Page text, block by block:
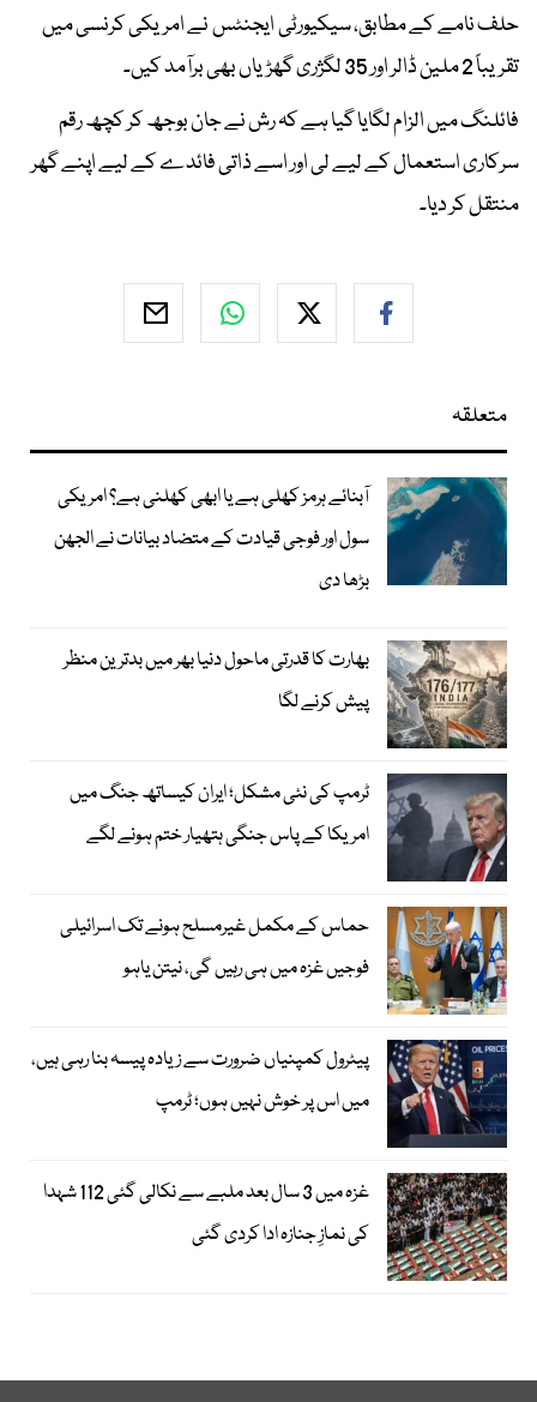
حلف نامے کے مطابق، سیکیورٹی ایجنٹس نے امریکی کرنسی میں
تقریباً 2 ملین ڈالر اور 35 لگژری گھڑیاں بھی برآمد کیں۔
فائلنگ میں الزام لگایا گیا ہے کہ رش نے جان بوجھ کر کچھ رقم
سرکاری استعمال کے لیے لی اور اسے ذاتی فائدے کے لیے اپنے گھر
منتقل کر دیا۔
متعلقہ
آبنائے ہرمز کھلی ہے یا ابھی کھلنی ہے؟ امریکی
سول اور فوجی قیادت کے متضاد بیانات نے الجھن
بڑھا دی
بھارت کا قدرتی ماحول دنیا بھر میں بدترین منظر
پیش کرنے لگا
ٹرمپ کی نئی مشکل؛ ایران کیساتھ جنگ میں
امریکا کے پاس جنگی ہتھیار ختم ہونے لگے
حماس کے مکمل غیرمسلح ہونے تک اسرائیلی
فوجیں غزہ میں ہی رہیں گی، نیتن یاہو
پیٹرول کمپنیاں ضرورت سے زیادہ پیسہ بنا رہی ہیں،
میں اس پر خوش نہیں ہوں؛ ٹرمپ
غزہ میں 3 سال بعد ملبے سے نکالی گئی 112 شہدا
کی نمازِ جنازہ ادا کردی گئی